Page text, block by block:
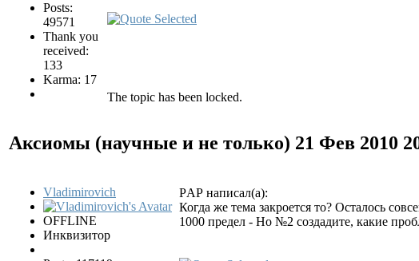
Posts:
49571
Thank you
received:
133
Karma: 17
The topic has been locked.
Аксиомы (научные и не только) 21 Фев 2010
Vladimirovich
OFFLINE
Инквизитор
РAР написал(а):
Когда же тема закроется то? Осталось
1000 предел - Но №2 создадите, какие